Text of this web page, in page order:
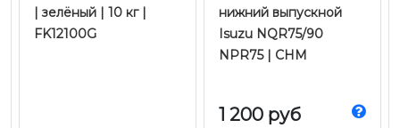
| зелёный | 10 кг |
FK12100G
нижний выпускной
Isuzu NQR75/90
NPR75 | CHM
1 200 руб